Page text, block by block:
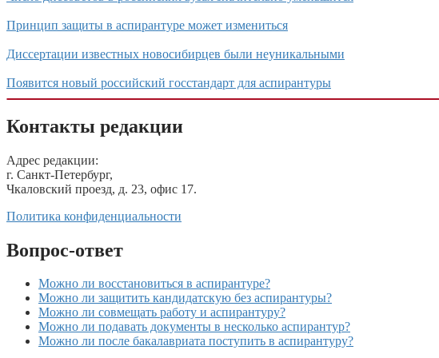
Принцип защиты в аспирантуре может измениться
Диссертации известных новосибирцев были неуникальными
Появится новый российский госстандарт для аспирантуры
Контакты редакции
Адрес редакции:
г. Санкт-Петербург,
Чкаловский проезд, д. 23, офис 17.
Политика конфиденциальности
Вопрос-ответ
Можно ли восстановиться в аспирантуре?
Можно ли защитить кандидатскую без аспирантуры?
Можно ли совмещать работу и аспирантуру?
Можно ли подавать документы в несколько аспирантур?
Можно ли после бакалавриата поступить в аспирантуру?